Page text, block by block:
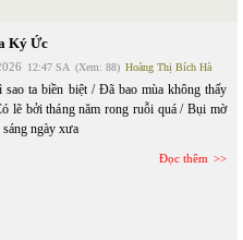
Ký Ức
12:47 SA (Xem: 88) Hoàng Thị Bích Hà
ta biền biệt / Đã bao mùa không thấy
lẽ bởi tháng năm rong ruỗi quá / Bụi mờ
ngày xưa
Đọc thêm